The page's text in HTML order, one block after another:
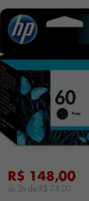
R$ 148,00
ou 2x de R$ 74,00